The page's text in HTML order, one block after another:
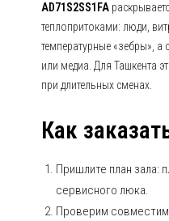
AD71S2SS1FA
теплопритоками: люди,
температурные «зебры»,
или медиа. Для Ташкента
при длительных сменах.
Как
Пришлите план зала:
сервисного люка.
Проверим